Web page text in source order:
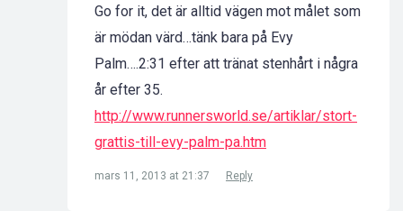
Go for it, det är alltid vägen mot målet som
är mödan värd…tänk bara på Evy
Palm….2:31 efter att tränat stenhårt i några
år efter 35.
http://www.runnersworld.se/artiklar/stort-
grattis-till-evy-palm-pa.htm
mars 11, 2013 at 21:37 Reply